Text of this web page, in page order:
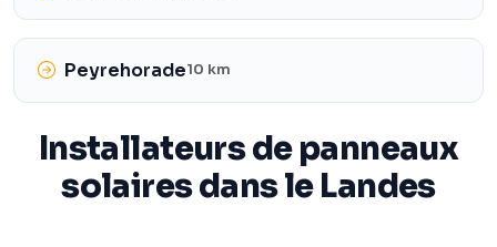
Peyrehorade10 km
Installateurs de panneaux
solaires dans le Landes